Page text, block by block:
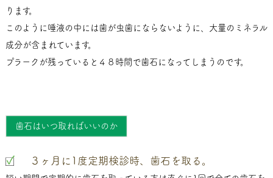
ります。
このように唾液の中には歯が虫歯にならないように、大量のミネラル
成分が含まれています。
プラークが残っていると４８時間で歯石になってしまうのです。
歯石はいつ取ればいいのか
３ヶ月に1度定期検診時、歯石を取る。